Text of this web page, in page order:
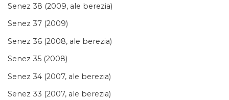
Senez 38 (2009, ale berezia)
Senez 37 (2009)
Senez 36 (2008, ale berezia)
Senez 35 (2008)
Senez 34 (2007, ale berezia)
Senez 33 (2007, ale berezia)